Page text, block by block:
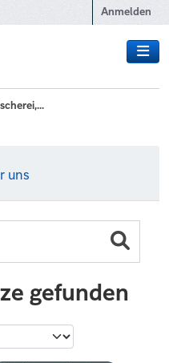
Anmelden
uns
gefunden